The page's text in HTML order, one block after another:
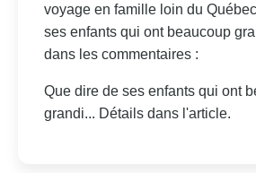
voyage en famille loin du
ses enfants qui ont beaucoup
dans les commentaires :
Que dire de ses enfants qui ont
grandi... Détails dans l'article.